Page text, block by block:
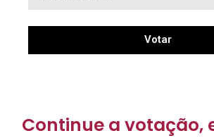
Votar
Continue a votação,